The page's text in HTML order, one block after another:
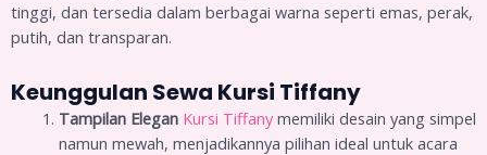
tinggi, dan tersedia dalam berbagai warna seperti emas, perak,
putih, dan transparan.
Keunggulan Sewa Kursi Tiffany
Tampilan Elegan Kursi Tiffanymemiliki desain yang simpel
namun mewah, menjadikannya pilihan ideal untuk acara